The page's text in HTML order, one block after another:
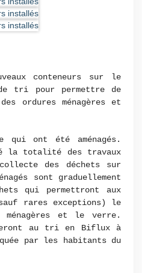
conteneurs sur le
tri pour permettre de
ordures ménagères et
ont été aménagés.
la totalité des travaux
collecte des déchets sur
sont graduellement
qui permettront aux
rares exceptions) le
et le verre.
au tri en Biflux à
par les habitants du